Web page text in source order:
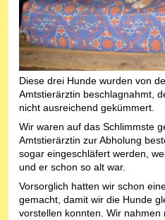
Diese drei Hunde wurden von
Amtstierärztin beschlagnahmt,
nicht ausreichend gekümmert.
Wir waren auf das Schlimmste
Amtstierärztin zur Abholung
sogar eingeschläfert werden,
und er schon so alt war.
Vorsorglich hatten wir schon
gemacht, damit wir die Hunde
vorstellen konnten. Wir nahmen